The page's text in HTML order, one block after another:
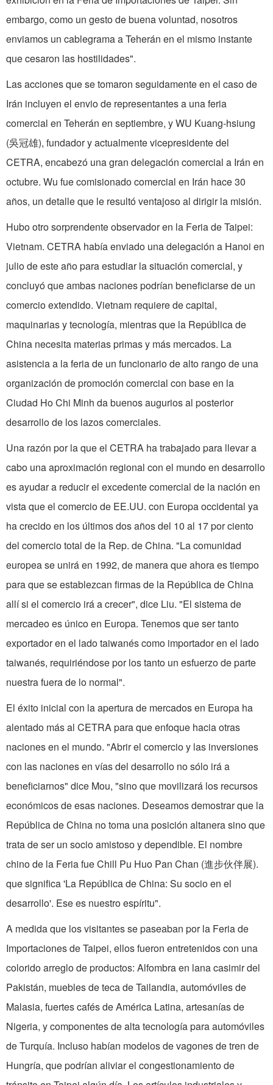
embargo, como un gesto de buena voluntad, nosotros
enviamos un cablegrama a Teherán en el mismo instante
que cesaron las hostilidades".
Las acciones que se tomaron seguidamente en el caso de
Irán incluyen el envio de representantes a una feria
comercial en Teherán en septiembre, y WU Kuang-hsiung
(吳冠雄), fundador y actualmente vicepresidente del
CETRA, encabezó una gran delegación comercial a Irán en
octubre. Wu fue comisionado comercial en Irán hace 30
años, un detalle que le resultó ventajoso al dirigir la misión.
Hubo otro sorprendente observador en la Feria de Taipei:
Vietnam. CETRA había enviado una delegación a Hanoi en
julio de este año para estudiar la situación comercial, y
concluyó que ambas naciones podrían beneficiarse de un
comercio extendido. Vietnam requiere de capital,
maquinarias y tecnología, mientras que la República de
China necesita materias primas y más mercados. La
asistencia a la feria de un funcionario de alto rango de una
organización de promoción comercial con base en la
Ciudad Ho Chi Minh da buenos augurios al posterior
desarrollo de los lazos comerciales.
Una razón por la que el CETRA ha trabajado para llevar a
cabo una aproximación regional con el mundo en desarrollo
es ayudar a reducir el excedente comercial de la nación en
vista que el comercio de EE.UU. con Europa occidental ya
ha crecido en los últimos dos años del 10 al 17 por ciento
del comercio total de la Rep. de China. "La comunidad
europea se unirá en 1992, de manera que ahora es tiempo
para que se establezcan firmas de la República de China
allí si el comercio irá a crecer", dice Liu. "El sistema de
mercadeo es único en Europa. Tenemos que ser tanto
exportador en el lado taiwanés como importador en el lado
taiwanés, requiriéndose por los tanto un esfuerzo de parte
nuestra fuera de lo normal".
El éxito inicial con la apertura de mercados en Europa ha
alentado más al CETRA para que enfoque hacia otras
naciones en el mundo. "Abrir el comercio y las inversiones
con las naciones en vías del desarrollo no sólo irá a
beneficiarnos" dice Mou, "sino que movilizará los recursos
económicos de esas naciones. Deseamos demostrar que la
República de China no toma una posición altanera sino que
trata de ser un socio amistoso y dependible. El nombre
chino de la Feria fue Chill Pu Huo Pan Chan (進步伙伴展).
que significa 'La República de China: Su socio en el
desarrollo'. Ese es nuestro espíritu".
A medida que los visitantes se paseaban por la Feria de
Importaciones de Taipei, ellos fueron entretenidos con una
colorido arreglo de productos: Alfombra en lana casimir del
Pakistán, muebles de teca de Tailandia, automóviles de
Malasia, fuertes cafés de América Latina, artesanías de
Nigeria, y componentes de alta tecnología para automóviles
de Turquía. Incluso habían modelos de vagones de tren de
Hungría, que podrían aliviar el congestionamiento de